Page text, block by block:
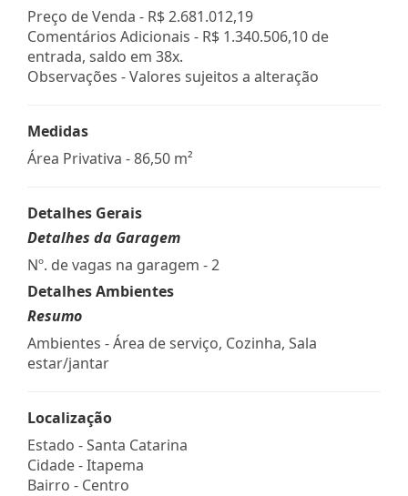
Preço de Venda - R$ 2.681.012,19
Comentários Adicionais - R$ 1.340.506,10 de
entrada, saldo em 38x.
Observações - Valores sujeitos a alteração
Medidas
Área Privativa - 86,50 m²
Detalhes Gerais
Detalhes da Garagem
Nº. de vagas na garagem - 2
Detalhes Ambientes
Resumo
Ambientes - Área de serviço, Cozinha, Sala
estar/jantar
Localização
Estado -Santa Catarina
Cidade -Itapema
Bairro - Centro